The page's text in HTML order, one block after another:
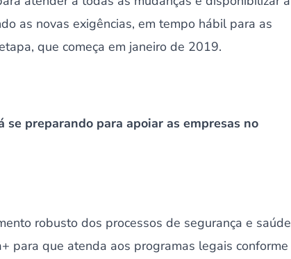
as novas exigências, em tempo hábil para as
que começa em janeiro de 2019.
se preparando para apoiar as empresas no
robusto dos processos de segurança e saúde
para que atenda aos programas legais conforme